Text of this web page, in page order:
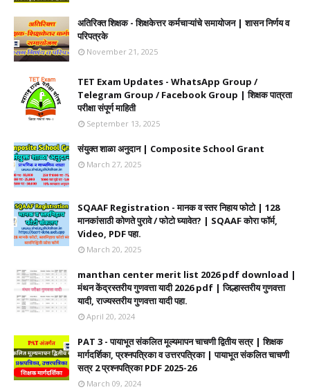
अतिरिक्त शिक्षक - शिक्षकेत्तर कर्मचाऱ्यांचे समायोजन | शासन निर्णय व
परिपत्रके
November 21, 2025
TET Exam Updates - WhatsApp Group /
Telegram Group / Facebook Group | शिक्षक पात्रता
परीक्षा संपूर्ण माहिती
September 13, 2025
संयुक्त शाळा अनुदान | Composite School Grant
March 27, 2025
SQAAF Registration - मानक व स्तर निहाय फोटो | 128
मानकांसाठी कोणते पुरावे / फोटो घ्यावेत? | SQAAF कोरा फॉर्म,
Video, PDF पहा.
March 20, 2025
manthan center merit list 2026 pdf download |
मंथन केंद्रस्तरीय गुणवत्ता यादी 2026 pdf | जिल्हास्तरीय गुणवत्ता
यादी, राज्यस्तरीय गुणवत्ता यादी पहा.
April 20, 2024
PAT 3 - पायाभूत संकलित मूल्यमापन चाचणी द्वितीय सत्र | शिक्षक
मार्गदर्शिका, प्रश्नपत्रिका व उत्तरपत्रिका | पायाभूत संकलित चाचणी
सत्र 2 प्रश्नपत्रिका PDF 2025-26
March 09, 2024